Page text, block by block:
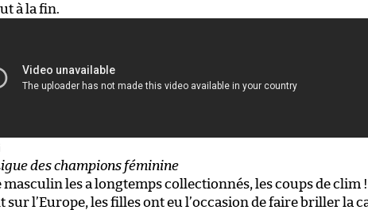
à la fin.
des champions féminine
masculin les a longtemps collectionnés, les coups de clim
l’Europe, les filles ont eu l’occasion de faire briller la